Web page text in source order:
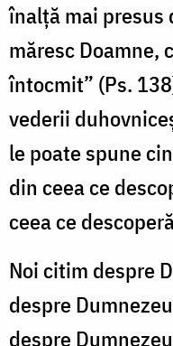
înalță mai presus
măresc Doamne,
întocmit” (Ps.
vederii
le poate spune
din ceea ce
ceea ce
Noi citim despre
despre
despre